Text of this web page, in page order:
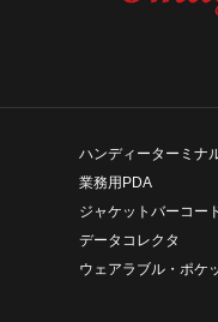
ハンディーターミナ
業務用PDA
ジャケットバーコー
データコレクタ
ウェアラブル・ポケ